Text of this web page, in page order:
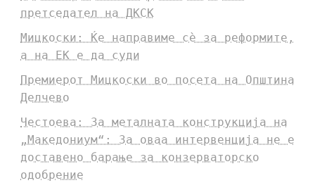
претседател на ДКСК
Мицкоски: Ќе направиме сè за реформите,
а на ЕК е да суди
Премиерот Мицкоски во посета на Општина
Делчево
Честоева: За металната конструкција на
„Македониум“: За оваа интервенција не е
доставено барање за конзерваторско
одобрение